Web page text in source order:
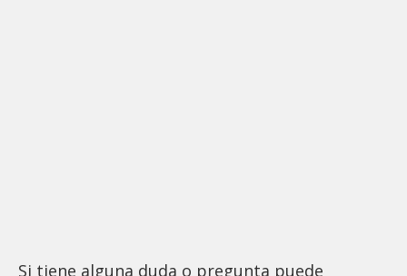
Si tiene alguna duda o pregunta puede